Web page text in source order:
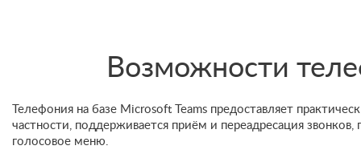
Возможности
Телефония на базе Microsoft Teams предоставляет
частности, поддерживается приём и переадресация
голосовое меню.